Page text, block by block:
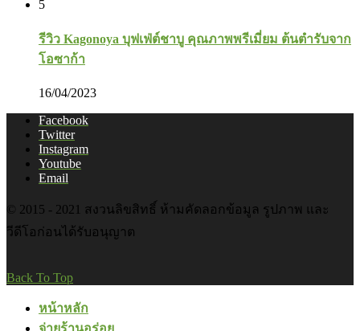
5
รีวิว Kagonoya บุฟเฟ่ต์ชาบู คุณภาพพรีเมี่ยม ต้นตำรับจาก
โอซาก้า
16/04/2023
Facebook
Twitter
Instagram
Youtube
Email
© 2015 - 2021 สงวนลิขสิทธิ์ ห้ามคัดลอกข้อมูล รูปภาพ และ
วีดีโอก่อนได้รับอนุญาต
Back To Top
หน้าหลัก
จ่ายร้านอร่อย